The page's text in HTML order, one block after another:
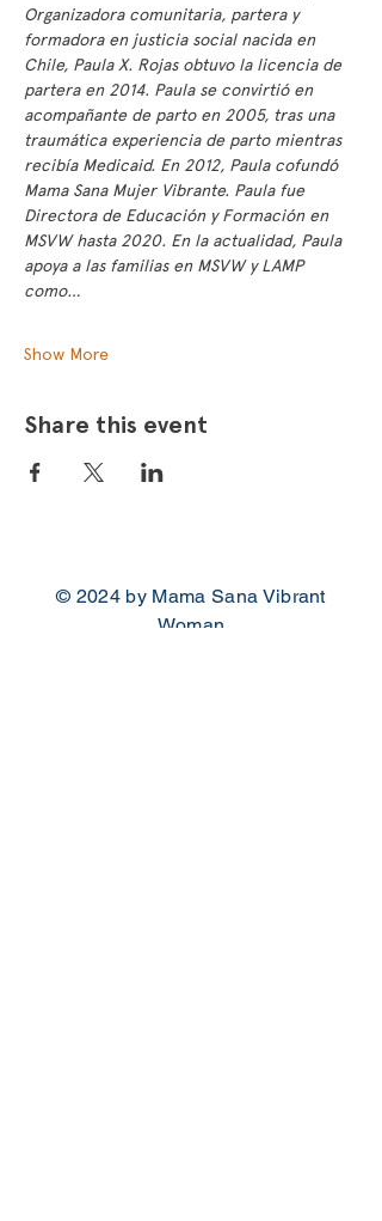
Organizadora comunitaria, partera y
formadora en justicia social nacida en
Chile, Paula X. Rojas obtuvo la licencia de
partera en 2014. Paula se convirtió en
acompañante de parto en 2005, tras una
traumática experiencia de parto mientras
recibía Medicaid. En 2012, Paula cofundó
Mama Sana Mujer Vibrante. Paula fue
Directora de Educación y Formación en
MSVW hasta 2020. En la actualidad, Paula
apoya a las familias en MSVW y LAMP
como…
Show More
Share this event
© 2024 by Mama Sana Vibrant
Woman